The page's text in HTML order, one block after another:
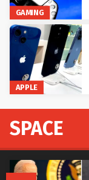
GAMING
APPLE
SPACE